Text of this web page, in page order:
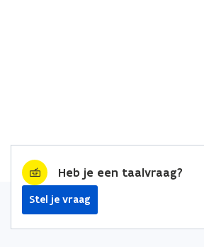
Heb je een taalvraag?
Stel je vraag